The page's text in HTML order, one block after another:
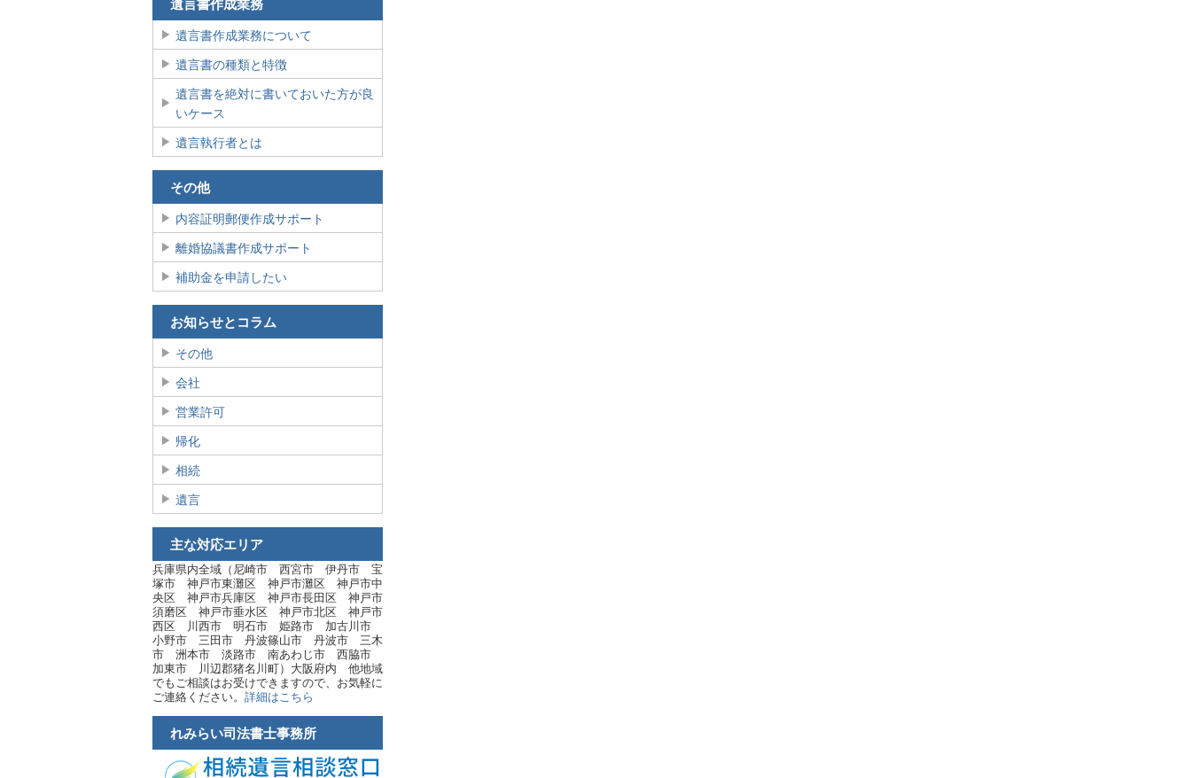
遺言書作成業務について
遺言書の種類と特徴
遺言書を絶対に書いておいた方が良
いケース
遺言執行者とは
その他
内容証明郵便作成サポート
離婚協議書作成サポート
補助金を申請したい
お知らせとコラム
その他
会社
営業許可
帰化
相続
遺言
主な対応エリア
兵庫県内全域（尼崎市 西宮市 伊丹市 宝
塚市 神戸市東灘区 神戸市灘区 神戸市中
央区 神戸市兵庫区 神戸市長田区 神戸市
須磨区 神戸市垂水区 神戸市北区 神戸市
西区 川西市 明石市 姫路市 加古川市
小野市 三田市 丹波篠山市 丹波市 三木
市 洲本市 淡路市 南あわじ市 西脇市
加東市 川辺郡猪名川町）大阪府内 他地域
でもご相談はお受けできますので、お気軽に
ご連絡ください。 詳細はこちら
れみらい司法書士事務所